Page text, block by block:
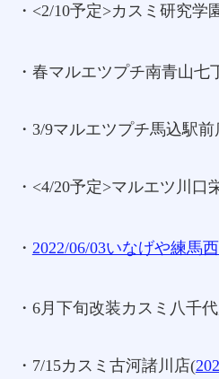
・<2/10予定>カスミ研究学
・春マルエツプチ南青山七
・3/9マルエツプチ馬込駅前
・<4/20予定>マルエツ川口
・ 2022/06/03いなげや練馬
・6月下旬改装カスミ八千
・7/15カスミ古河諸川店(